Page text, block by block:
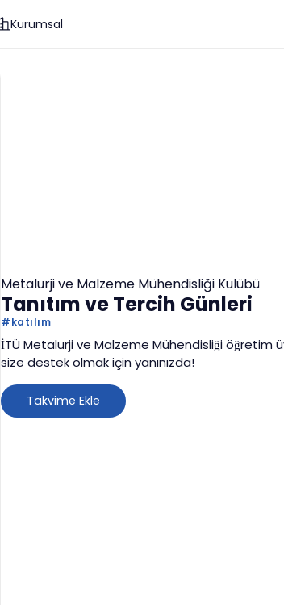
Kurumsal
Metalurji ve Malzeme Mühendisliği Kulübü
Tanıtım ve Tercih Günleri
#katılım
İTÜ Metalurji ve Malzeme Mühendisliği öğretim
size destek olmak için yanınızda!
Takvime Ekle